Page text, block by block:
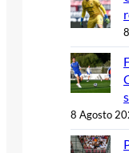
8 Agosto